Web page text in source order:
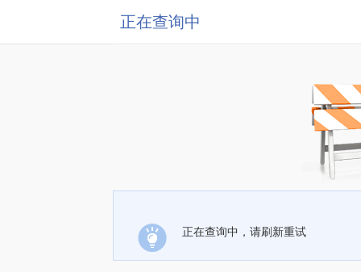
正在查询中
正在查询中，请刷新重试